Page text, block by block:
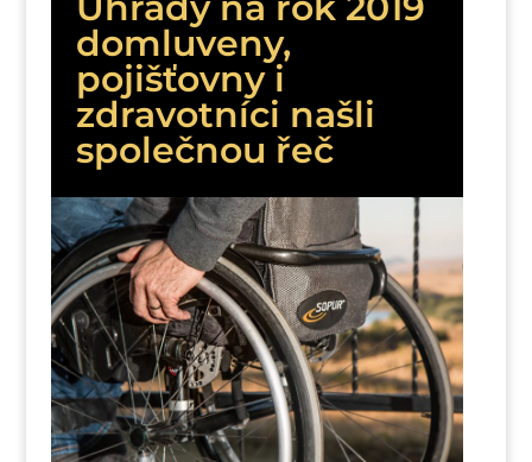
domluveny,
pojišťovny i
zdravotníci našli
společnou řeč